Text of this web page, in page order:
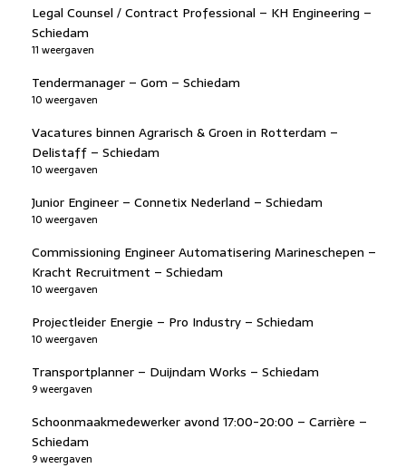
Legal Counsel / Contract Professional – KH Engineering –
Schiedam
11 weergaven
Tendermanager – Gom – Schiedam
10 weergaven
Vacatures binnen Agrarisch & Groen in Rotterdam –
Delistaff – Schiedam
10 weergaven
Junior Engineer – Connetix Nederland – Schiedam
10 weergaven
Commissioning Engineer Automatisering Marineschepen –
Kracht Recruitment – Schiedam
10 weergaven
Projectleider Energie – Pro Industry – Schiedam
10 weergaven
Transportplanner – Duijndam Works – Schiedam
9 weergaven
Schoonmaakmedewerker avond 17:00-20:00 – Carrière –
Schiedam
9 weergaven